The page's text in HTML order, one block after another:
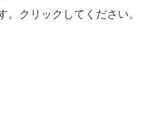
クリックしてください。